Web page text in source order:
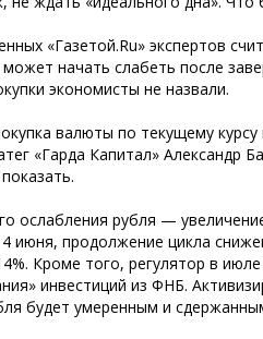
«Газетой.Ru» экспертов
начать слабеть после
экономисты не назвали.
валюты по текущему
«Гарда Капитал» Александр
ослабления рубля —
июня, продолжение цикла
Кроме того, регулятор в
инвестиций из ФНБ.
будет умеренным и